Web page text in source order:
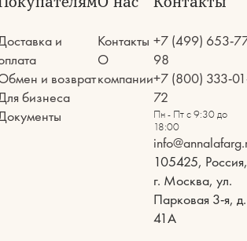
и
и возврат
бизнеса
Контакты
О
компании
+7 (499) 653-
98
+7 (800) 333-
72
Пн - Пт с 9:30 до
18:00
105425, Россия,
г. Москва, ул.
Парковая 3-я, д.
41А